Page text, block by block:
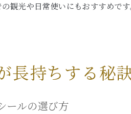
観光や日常使いにもおすすめです
長持ちする秘
ールの選び方